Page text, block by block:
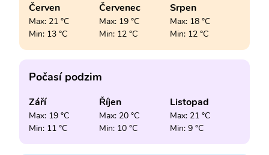
Červen
Max: 21 °C
Min: 13 °C
Červenec
Max: 19 °C
Min: 12 °C
Srpen
Max: 18 °C
Min: 12 °C
Počasí podzim
Září
Max: 19 °C
Min: 11 °C
Říjen
Max: 20 °C
Min: 10 °C
Listopad
Max: 21 °C
Min: 9 °C